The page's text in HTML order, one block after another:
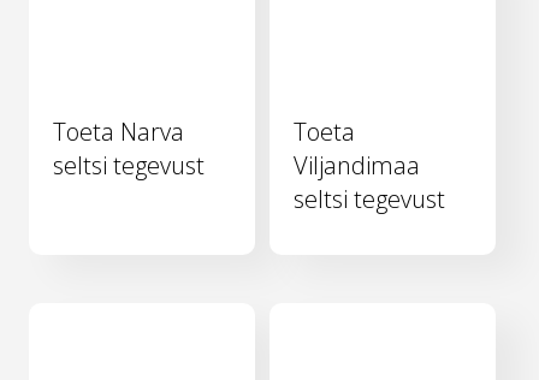
Toeta Narva
seltsi tegevust
Toeta
Viljandimaa
seltsi tegevust